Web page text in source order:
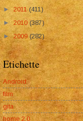
►2011 (411)
►2010 (387)
►2009(282)
Etichette
Android
film
gita
home 2.0